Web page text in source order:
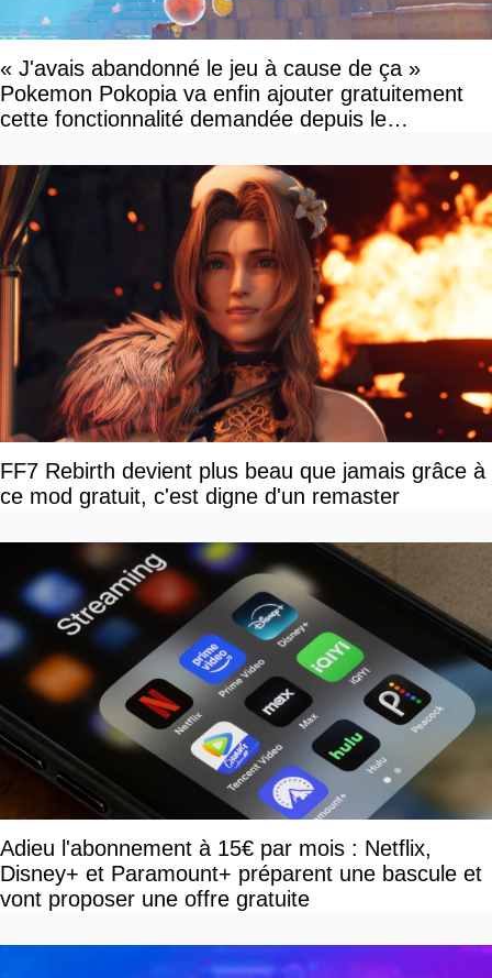
« J'avais abandonné le jeu à cause de ça »
Pokemon Pokopia va enfin ajouter gratuitement
cette fonctionnalité demandée depuis le
FF7 Rebirth devient plus beau que jamais grâce à
ce mod gratuit, c'est digne d'un remaster
Adieu l'abonnement à 15€ par mois : Netflix,
Disney+ et Paramount+ préparent une bascule et
vont proposer une offre gratuite